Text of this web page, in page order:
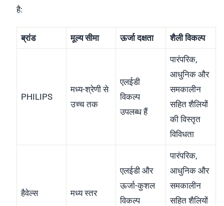
है:
ब्रांड मूल्य सीमा ऊर्जा दक्षता शैली विकल्प
PHILIPS
मध्य-श्रेणी से
उच्च तक
एलईडी
विकल्प
उपलब्ध हैं
पारंपरिक,
आधुनिक और
समकालीन
सहित शैलियों
की विस्तृत
विविधता
हैवेल्स मध्य स्तर
एलईडी और
ऊर्जा-कुशल
विकल्प
पारंपरिक,
आधुनिक और
समकालीन
सहित शैलियों